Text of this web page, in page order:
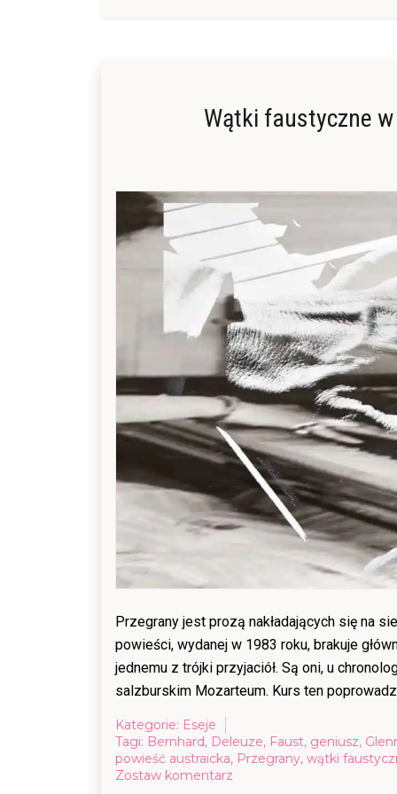
Wątki faustyczne
Przegrany jest prozą nakładających się na
powieści, wydanej w 1983 roku, brakuje
jednemu z trójki przyjaciół. Są oni, u
salzburskim Mozarteum. Kurs ten
Kategorie: Eseje
Tagi: Bernhard, Deleuze, Faust, geniusz,
powieść austraicka, Przegrany, wątki
Zostaw komentarz